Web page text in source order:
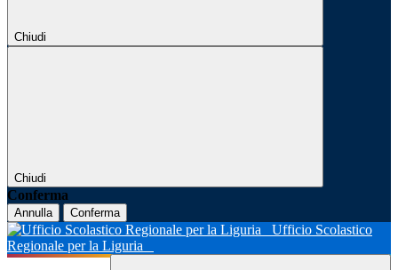
Chiudi
Chiudi
Conferma
Annulla Conferma
Ufficio Scolastico
Regionale per la Liguria